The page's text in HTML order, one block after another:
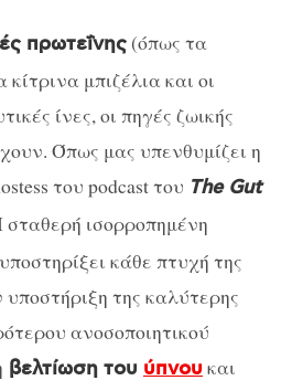
πρωτεΐνης (όπως τα
μπιζέλια και οι
ίνες, οι πηγές ζωικής
Όπως μας υπενθυμίζει η
του podcast του The Gut
σταθερή ισορροπημένη
κάθε πτυχή της
της καλύτερης
ανοσοποιητικού
βελτίωση του ύπνουκαι